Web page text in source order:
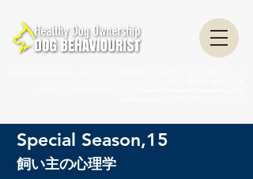
Special Season,15
飼い主の心理学